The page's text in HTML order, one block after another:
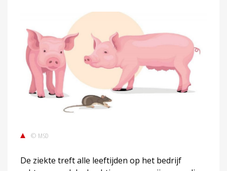
© MSD
De ziekte treft alle leeftijden op het bedrijf